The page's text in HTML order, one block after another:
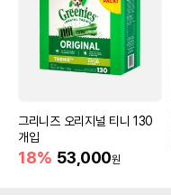
그리니즈 오리지널 티니 130
개입
18% 53,000원